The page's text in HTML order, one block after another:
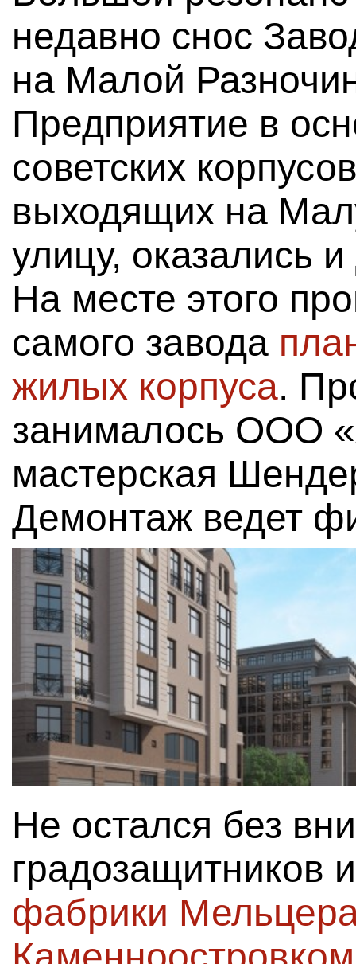
недавно снос
на Малой
Предприятие в
советских
выходящих на
улицу, оказались
На месте этого
самого завода
жилых корпуса.
занималось ООО
мастерская
Демонтаж ведет
Не остался без
градозащитников
фабрики